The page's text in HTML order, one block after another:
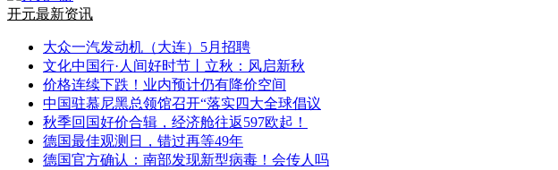
开元最新资讯
大众一汽发动机（大连）5月招聘
文化中国行·人间好时节丨立秋：风启新秋
价格连续下跌！业内预计仍有降价空间
中国驻慕尼黑总领馆召开“落实四大全球倡议
秋季回国好价合辑，经济舱往返597欧起！
德国最佳观测日，错过再等49年
德国官方确认：南部发现新型病毒！会传人吗